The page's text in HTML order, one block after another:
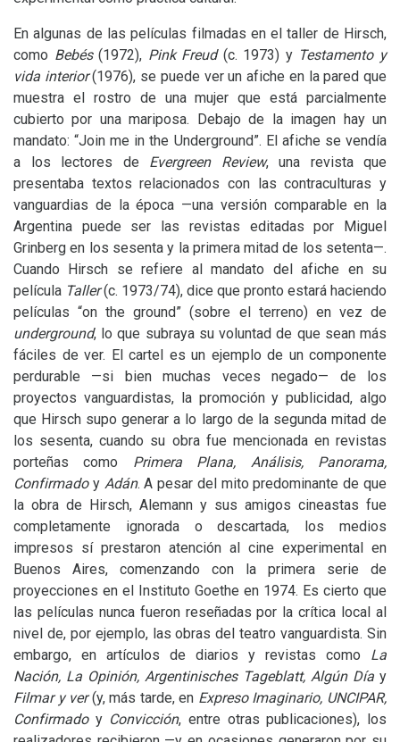
En algunas de las películas filmadas en el taller de Hirsch,
como Bebés(1972), Pink Freud (c. 1973) y Testamento y
vida interior(1976), se puede ver un afiche en la pared que
muestra el rostro de una mujer que está parcialmente
cubierto por una mariposa. Debajo de la imagen hay un
mandato: “Join me in the Underground”. El afiche se vendía
a los lectores de Evergreen Review, una revista que
presentaba textos relacionados con las contraculturas y
vanguardias de la época —una versión comparable en la
Argentina puede ser las revistas editadas por Miguel
Grinberg en los sesenta y la primera mitad de los setenta—.
Cuando Hirsch se refiere al mandato del afiche en su
película Taller(c. 1973/74), dice que pronto estará haciendo
películas “on the ground” (sobre el terreno) en vez de
underground, lo que subraya su voluntad de que sean más
fáciles de ver. El cartel es un ejemplo de un componente
perdurable —si bien muchas veces negado— de los
proyectos vanguardistas, la promoción y publicidad, algo
que Hirsch supo generar a lo largo de la segunda mitad de
los sesenta, cuando su obra fue mencionada en revistas
porteñas como Primera Plana, Análisis, Panorama,
Confirmado y Adán. A pesar del mito predominante de que
la obra de Hirsch, Alemann y sus amigos cineastas fue
completamente ignorada o descartada, los medios
impresos sí prestaron atención al cine experimental en
Buenos Aires, comenzando con la primera serie de
proyecciones en el Instituto Goethe en 1974. Es cierto que
las películas nunca fueron reseñadas por la crítica local al
nivel de, por ejemplo, las obras del teatro vanguardista. Sin
embargo, en artículos de diarios y revistas como La
Nación, La Opinión, Argentinisches Tageblatt, Algún Día y
Filmar y ver(y, más tarde, en Expreso Imaginario, UNCIPAR,
Confirmado y Convicción, entre otras publicaciones), los